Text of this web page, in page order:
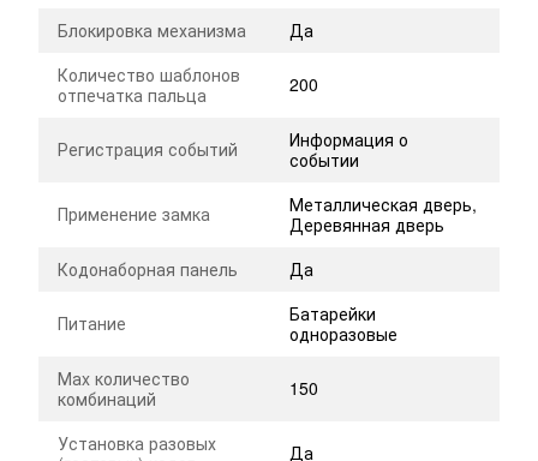
Блокировка механизма
Да
Количество шаблонов
отпечатка пальца
200
Регистрация событий
Информация о
событии
Применение замка
Металлическая дверь,
Деревянная дверь
Кодонаборная панель
Да
Питание
Батарейки
одноразовые
Маx количество
комбинаций
150
Установка разовых
Да